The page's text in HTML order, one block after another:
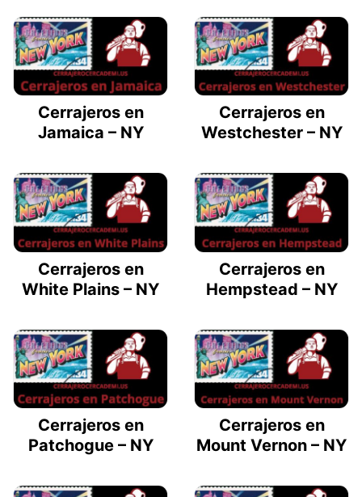
Cerrajeros en
Jamaica – NY
Cerrajeros en
Westchester – NY
Cerrajeros en
White Plains – NY
Cerrajeros en
Hempstead – NY
Cerrajeros en
Patchogue – NY
Cerrajeros en
Mount Vernon – NY